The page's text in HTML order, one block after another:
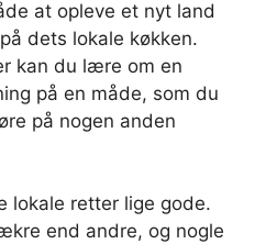
at opleve et nyt land
dets lokale køkken.
kan du lære om en
på en måde, som du
på nogen anden
lokale retter lige gode.
end andre, og nogle